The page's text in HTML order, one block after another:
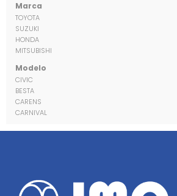
Marca
TOYOTA
SUZUKI
HONDA
MITSUBISHI
Modelo
CIVIC
BESTA
CARENS
CARNIVAL